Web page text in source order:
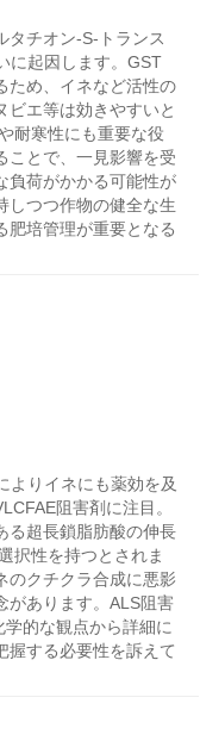
タチオン-S-トランス
に起因します。GST
ため、イネなど活性の
ビエ等は効きやすいと
耐寒性にも重要な役
ことで、一見影響を受
負荷がかかる可能性が
しつつ作物の健全な生
肥培管理が重要となる
よりイネにも薬効を及
阻害剤に注目。
る超長鎖脂肪酸の伸長
択性を持つとされま
のクチクラ合成に悪影
があります。ALS阻害
的な観点から詳細に
握する必要性を訴えて